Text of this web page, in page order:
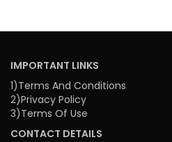
IMPORTANT LINKS
1)Terms And Conditions
2)Privacy Policy
3)Terms Of Use
CONTACT DETAILS